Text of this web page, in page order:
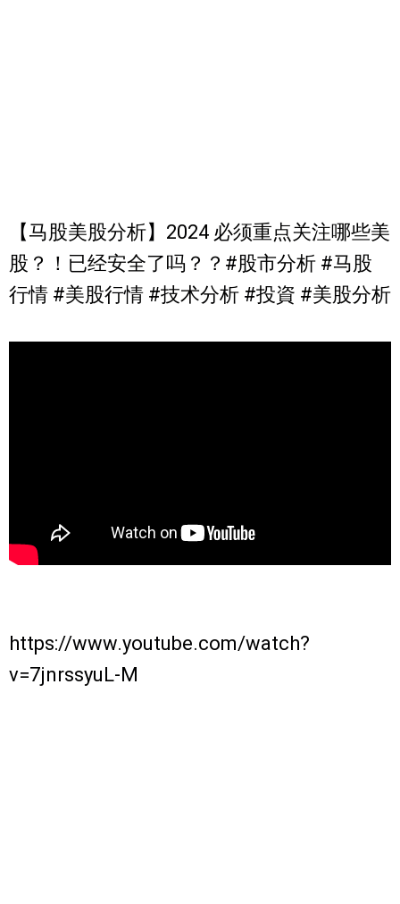
【马股美股分析】2024 必须重点关注哪些美
股？！已经安全了吗？？#股市分析 #马股
行情 #美股行情 #技术分析 #投資 #美股分析
https://www.youtube.com/watch?
v=7jnrssyuL-M